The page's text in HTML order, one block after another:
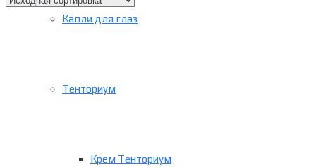
Капли для глаз
Тенториум
Крем Тенториум